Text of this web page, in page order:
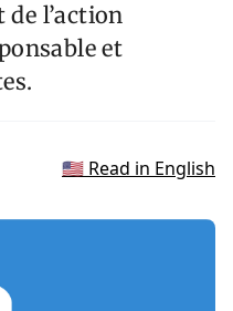
l’action
et
🇺🇸 Read in English